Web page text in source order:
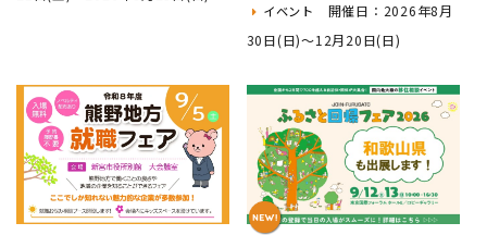
イベント
開催日：2026年8月
30日(日)～12月20日(日)